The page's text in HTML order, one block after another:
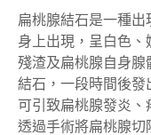
扁桃腺結石是一種出
身上出現，呈白色
殘渣及扁桃腺自身腺
結石，一段時間後發
可引致扁桃腺發炎
透過手術將扁桃腺切